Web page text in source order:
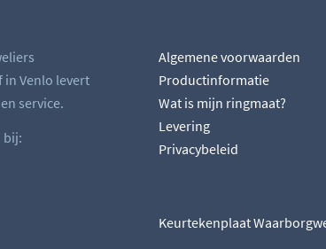
Venlo levert
service.
bij:
Algemene voorwaarden
Productinformatie
Wat is mijn ringmaat?
Levering
Privacybeleid
Keurtekenplaat